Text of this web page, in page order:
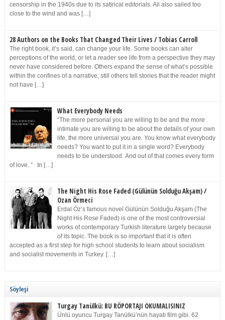
censorship in the 1940s due to its satirical editorials. Ali also sailed too
close to the wind and was […]
28 Authors on the Books That Changed Their Lives / Tobias Carroll
The right book, it’s said, can change your life. Some books can alter
perceptions of the world, or let a reader see life from a perspective they may
never have considered before. Others expand the sense of what’s possible
within the confines of a narrative; still others tell stories that the reader might
not have […]
What Everybody Needs
“The more personal you are willing to be and the more
intimate you are willing to be about the details of your own
life, the more universal you are. You know what everybody
needs? You want to put it in a single word? Everybody
needs to be understood. And out of that comes every form
of love. ” In […]
The Night His Rose Faded (Gülünün Solduğu Akşam) /
Ozan Örmeci
Erdal Öz’s famous novel Gülünün Solduğu Akşam (The
Night His Rose Faded) is one of the most controversial
works of contemporary Turkish literature largely because
of its topic. The book is so important that it is often
accepted as a first step for high school students to learn about socialism
and socialist movements in Turkey. […]
Söyleşi
Turgay Tanülkü: BU RÖPORTAJI OKUMALISINIZ
Ünlü oyuncu Turgay Tanülkü’nün hayatı film gibi. 62